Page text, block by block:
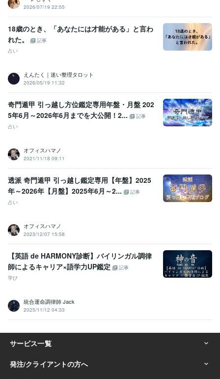
2026/07/19 22:55
18歳のとき、「あなたには才能がある」と言わ
れた。
記事
占い
えんたく｜迷い整理タロット
2026/05/19 11:32
奇門遁甲 引っ越し方位鑑定専用年盤・月盤 202
5年6月～2026年6月までを大公開！2...
記事
占い
オフィスハマノ
2021/11/18 09:11
透派 奇門遁甲 引っ越し鑑定専用【年盤】2025
年～2026年【月盤】2025年6月～2...
記事
占い
オフィスハマノ
2023/12/07 15:58
【英語 de HARMONY診断】バイリンガル調律
師によるキャリア×語学力UP鑑定
記事
学び
統合運命調律師 Jack
2025/11/12 04:33